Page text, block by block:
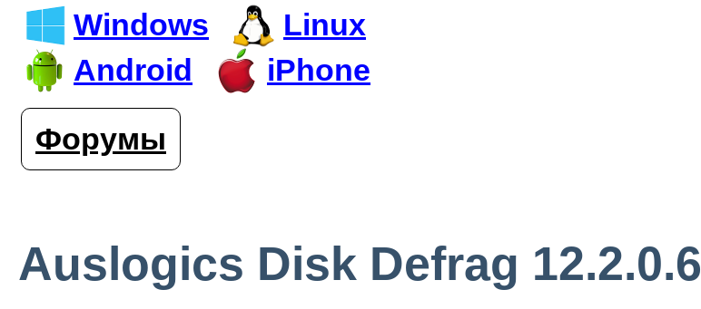
Windows
Linux
Android
iPhone
Форумы
Auslogics Disk Defrag 12.2.0.6